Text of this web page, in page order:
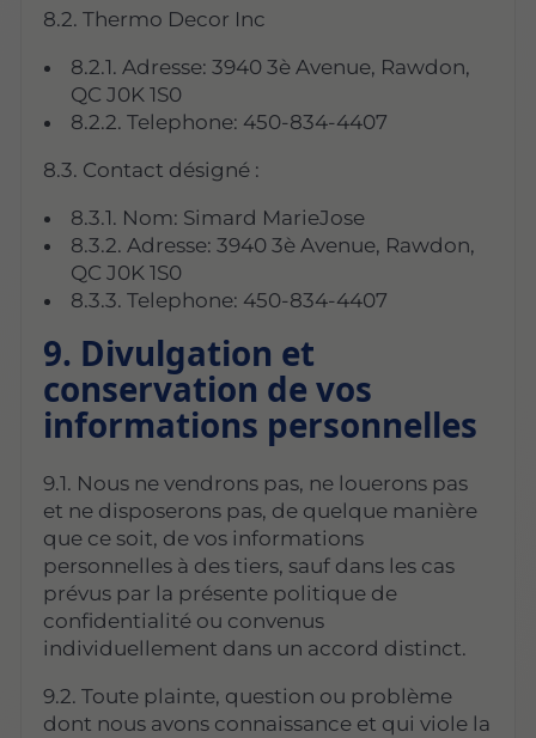
8.2. Thermo Decor Inc
8.2.1. Adresse: 3940 3è Avenue, Rawdon,
QC J0K 1S0
8.2.2. Telephone: 450-834-4407
8.3. Contact désigné :
8.3.1. Nom: Simard MarieJose
8.3.2. Adresse: 3940 3è Avenue, Rawdon,
QC J0K 1S0
8.3.3. Telephone: 450-834-4407
9. Divulgation et
conservation de vos
informations personnelles
9.1. Nous ne vendrons pas, ne louerons pas
et ne disposerons pas, de quelque manière
que ce soit, de vos informations
personnelles à des tiers, sauf dans les cas
prévus par la présente politique de
confidentialité ou convenus
individuellement dans un accord distinct.
9.2. Toute plainte, question ou problème
dont nous avons connaissance et qui viole la